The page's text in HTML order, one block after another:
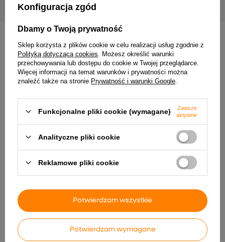
INNE PRODUKTY PRODUCENTA
Komoda Sonoma Oak
37,5x35x180 cm Drewno
klejone
474,99 zł
Ogrodowy płot kratkowy,
pomarańczowy, 150x80 cm,
drewno jodłowe
86,99 zł
Konfiguracja zgód
Dbamy o Twoją prywatność
Sklep korzysta z plików cookie w celu realizacji usług zgodnie z
Polityką dotyczącą cookies . Możesz określić warunki
przechowywania lub dostępu do cookie w Twojej przeglądarce.
Więcej informacji na temat warunków i prywatności można
znaleźć także na stronie Prywatność i warunki Google
Funkcjonalne pliki cookie (wymagane)
Zawsze
aktywne
Analityczne pliki cookie
Reklamowe pliki cookie
Potwierdzam wymagane
Potwierdzam wszystkie